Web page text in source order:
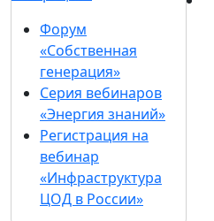
Форум
«Собственная
генерация»
Серия вебинаров
«Энергия знаний»
Регистрация на
вебинар
«Инфраструктура
ЦОД в России»